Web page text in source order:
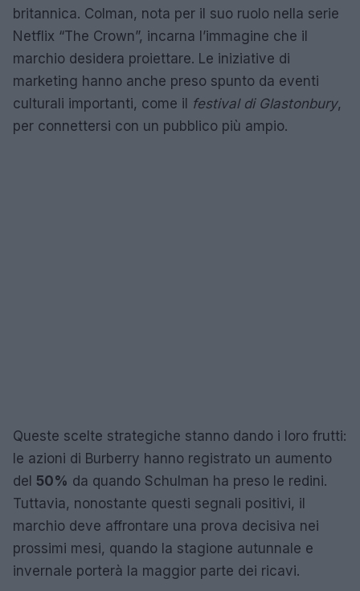
britannica. Colman, nota per il suo ruolo nella serie
Netflix “The Crown”, incarna l’immagine che il
marchio desidera proiettare. Le iniziative di
marketing hanno anche preso spunto da eventi
culturali importanti, come il festival di Glastonbury,
per connettersi con un pubblico più ampio.
Queste scelte strategiche stanno dando i loro frutti:
le azioni di Burberry hanno registrato un aumento
del 50% da quando Schulman ha preso le redini.
Tuttavia, nonostante questi segnali positivi, il
marchio deve affrontare una prova decisiva nei
prossimi mesi, quando la stagione autunnale e
invernale porterà la maggior parte dei ricavi.